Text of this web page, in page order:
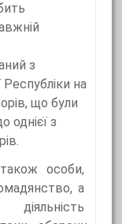
з
Республіки на
що були
однієї з
також особи,
а